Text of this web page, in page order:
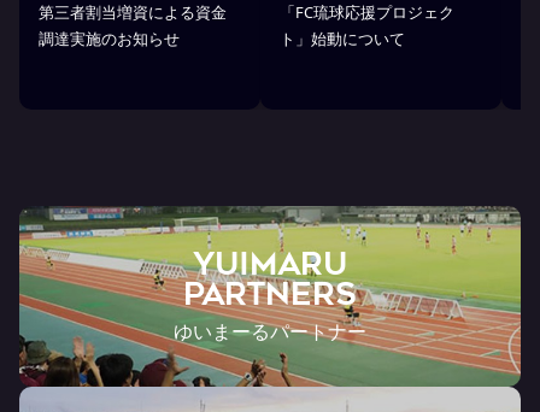
第三者割当増資による資金
調達実施のお知らせ
「FC琉球応援プロジェク
ト」始動について
YUIMARU
Partners
ゆいまーるパートナー